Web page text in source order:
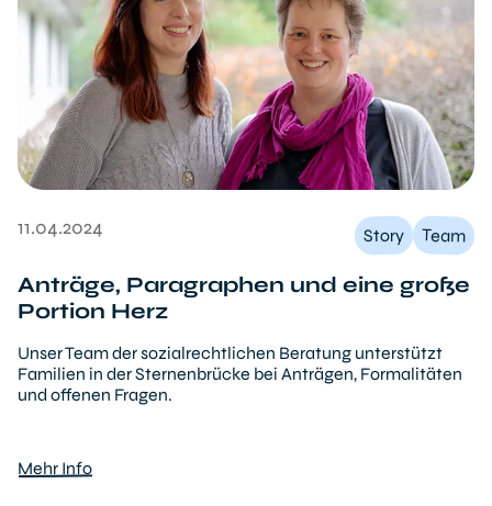
11.04.2024 Story Team
Anträge, Paragraphen und eine große
Portion Herz
Unser Team der sozialrechtlichen Beratung unterstützt
Familien in der Sternenbrücke bei Anträgen, Formalitäten
und offenen Fragen.
Mehr Info